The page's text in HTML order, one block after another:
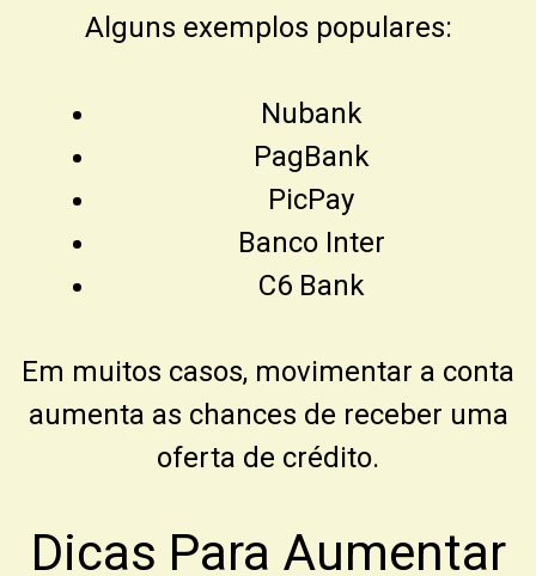
Alguns exemplos populares:
Nubank
PagBank
PicPay
Banco Inter
C6 Bank
Em muitos casos, movimentar a conta
aumenta as chances de receber uma
oferta de crédito.
Dicas Para Aumentar